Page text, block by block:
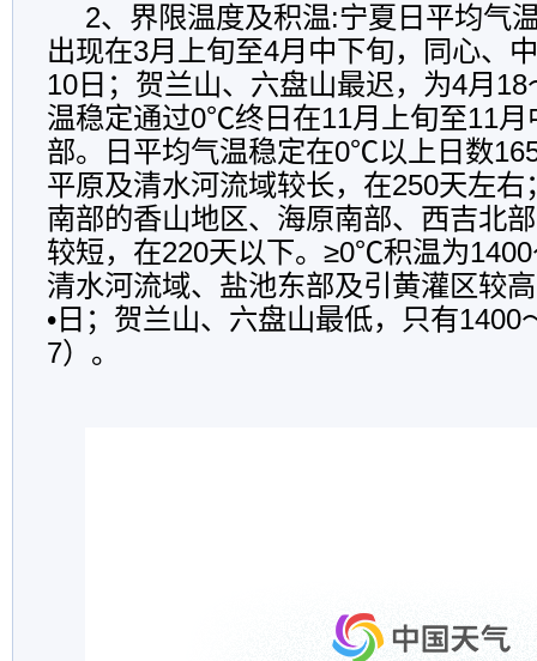
2、界限温度及积温:宁夏日平均气
出现在3月上旬至4月中下旬，同心、
10日；贺兰山、六盘山最迟，为4月
温稳定通过0℃终日在11月上旬至11月
部。日平均气温稳定在0℃以上日数
平原及清水河流域较长，在250天左右
南部的香山地区、海原南部、西吉北
较短，在220天以下。≥0℃积温为1400
清水河流域、盐池东部及引黄灌区较
•日；贺兰山、六盘山最低，只有1400
7）。